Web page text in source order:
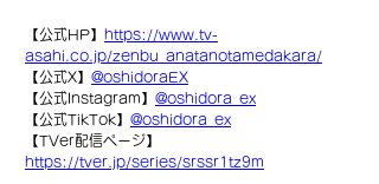
【公式HP】 https://www.tv-
asahi.co.jp/zenbu_anatanotamedakara/
【公式X】 @oshidoraEX
【公式Instagram】 @oshidora_ex
【公式TikTok】 @oshidora_ex
【TVer配信ページ】
https://tver.jp/series/srssr1tz9m